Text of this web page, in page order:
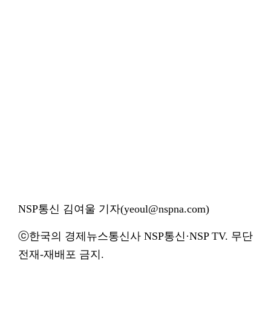
NSP통신 김여울 기자(yeoul@nspna.com)
ⓒ한국의 경제뉴스통신사 NSP통신·NSP TV. 무단
전재-재배포 금지.